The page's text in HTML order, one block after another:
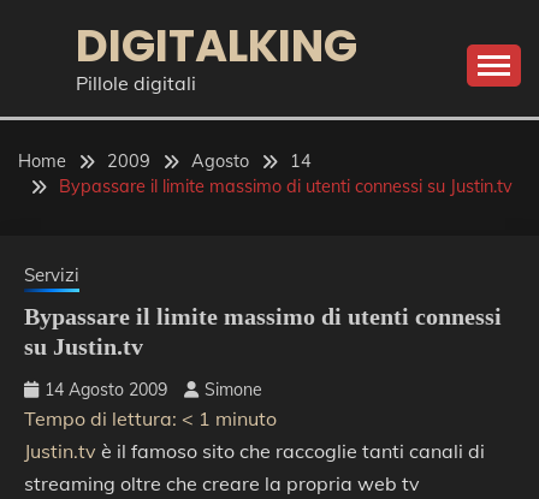
DIGITALKING
Pillole digitali
Home 2009 Agosto
14
Bypassare il limite massimo di utenti connessi su Justin.tv
Servizi
Bypassare il limite massimo di utenti connessi
su Justin.tv
14 Agosto 2009 Simone
Tempo di lettura: < 1 minuto
Justin.tv è il famoso sito che raccoglie tanti canali di
streaming oltre che creare la propria web tv